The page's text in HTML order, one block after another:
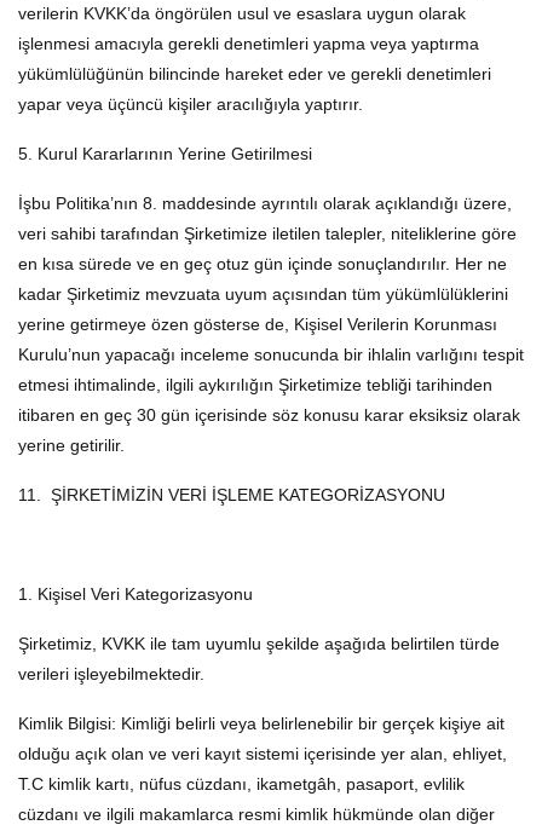
verilerin KVKK’da öngörülen usul ve esaslara uygun olarak
işlenmesi amacıyla gerekli denetimleri yapma veya yaptırma
yükümlülüğünün bilincinde hareket eder ve gerekli denetimleri
yapar veya üçüncü kişiler aracılığıyla yaptırır.
5. Kurul Kararlarının Yerine Getirilmesi
İşbu Politika’nın 8. maddesinde ayrıntılı olarak açıklandığı üzere,
veri sahibi tarafından Şirketimize iletilen talepler, niteliklerine göre
en kısa sürede ve en geç otuz gün içinde sonuçlandırılır. Her ne
kadar Şirketimiz mevzuata uyum açısından tüm yükümlülüklerini
yerine getirmeye özen gösterse de, Kişisel Verilerin Korunması
Kurulu’nun yapacağı inceleme sonucunda bir ihlalin varlığını tespit
etmesi ihtimalinde, ilgili aykırılığın Şirketimize tebliği tarihinden
itibaren en geç 30 gün içerisinde söz konusu karar eksiksiz olarak
yerine getirilir.
11. ŞİRKETİMİZİN VERİ İŞLEME KATEGORİZASYONU
1. Kişisel Veri Kategorizasyonu
Şirketimiz, KVKK ile tam uyumlu şekilde aşağıda belirtilen türde
verileri işleyebilmektedir.
Kimlik Bilgisi: Kimliği belirli veya belirlenebilir bir gerçek kişiye ait
olduğu açık olan ve veri kayıt sistemi içerisinde yer alan, ehliyet,
T.C kimlik kartı, nüfus cüzdanı, ikametgâh, pasaport, evlilik
cüzdanı ve ilgili makamlarca resmi kimlik hükmünde olan diğer